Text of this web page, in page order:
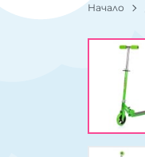
Начало